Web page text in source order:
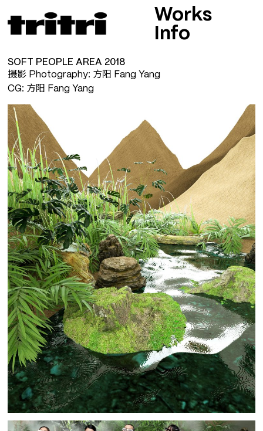
Works
Info
SOFT PEOPLE AREA 2018
摄影 Photography: 方阳 Fang Yang
CG: 方阳 Fang Yang